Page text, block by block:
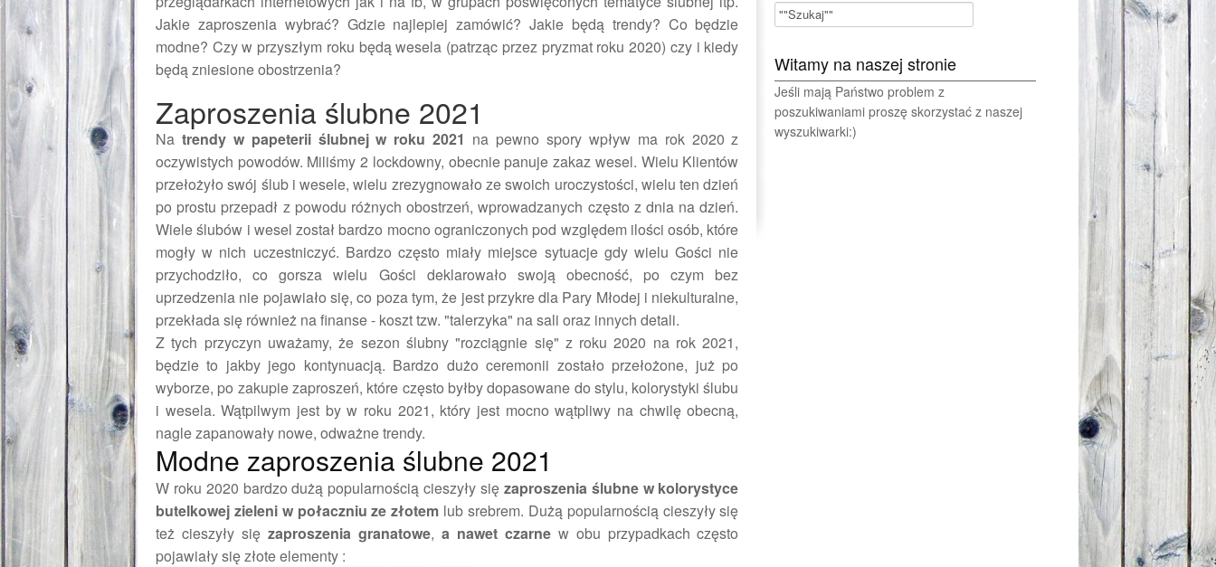
Jakie zaproszenia wybrać? Gdzie najlepiej zamówić? Jakie będą trendy? Co będzie
modne? Czy w przyszłym roku będą wesela (patrząc przez pryzmat roku 2020) czy i kiedy
będą zniesione obostrzenia?
Zaproszenia ślubne 2021
Na trendy w papeterii ślubnej w roku 2021 na pewno spory wpływ ma rok 2020 z
oczywistych powodów. Miliśmy 2 lockdowny, obecnie panuje zakaz wesel. Wielu Klientów
przełożyło swój ślub i wesele, wielu zrezygnowało ze swoich uroczystości, wielu ten dzień
po prostu przepadł z powodu różnych obostrzeń, wprowadzanych często z dnia na dzień.
Wiele ślubów i wesel został bardzo mocno ograniczonych pod względem ilości osób, które
mogły w nich uczestniczyć. Bardzo często miały miejsce sytuacje gdy wielu Gości nie
przychodziło, co gorsza wielu Gości deklarowało swoją obecność, po czym bez
uprzedzenia nie pojawiało się, co poza tym, że jest przykre dla Pary Młodej i niekulturalne,
przekłada się również na finanse - koszt tzw. "talerzyka" na sali oraz innych detali.
Z tych przyczyn uważamy, że sezon ślubny "rozciągnie się" z roku 2020 na rok 2021,
będzie to jakby jego kontynuacją. Bardzo dużo ceremonii zostało przełożone, już po
wyborze, po zakupie zaproszeń, które często byłby dopasowane do stylu, kolorystyki ślubu
i wesela. Wątpilwym jest by w roku 2021, który jest mocno wątpliwy na chwilę obecną,
nagle zapanowały nowe, odważne trendy.
Modne zaproszenia ślubne 2021
W roku 2020 bardzo dużą popularnością cieszyły się zaproszenia ślubne w kolorystyce
butelkowej zieleni w połaczniu ze złotem lub srebrem. Dużą popularnością cieszyły się
też cieszyły się zaproszenia granatowe, a nawet czarnew obu przypadkach często
pojawiały się złote elementy :
Witamy na naszej stronie
Jeśli mają Państwo problem z
poszukiwaniami proszę skorzystać z naszej
wyszukiwarki:)